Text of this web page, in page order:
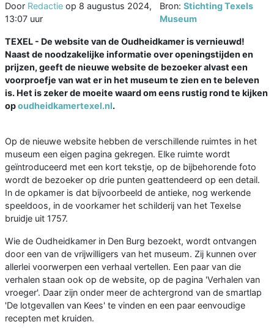
Door Redactie op 8 augustus 2024,
13:07 uur
Bron: Stichting Texels
Museum
TEXEL - De website van de Oudheidkamer is vernieuwd!
Naast de noodzakelijke informatie over openingstijden en
prijzen, geeft de nieuwe website de bezoeker alvast een
voorproefje van wat er in het museum te zien en te beleven
is. Het is zeker de moeite waard om eens rustig rond te kijken
opoudheidkamertexel.nl.
Op de nieuwe website hebben de verschillende ruimtes in het
museum een eigen pagina gekregen. Elke ruimte wordt
geïntroduceerd met een kort tekstje, op de bijbehorende foto
wordt de bezoeker op drie punten geattendeerd op een detail.
In de opkamer is dat bijvoorbeeld de antieke, nog werkende
speeldoos, in de voorkamer het schilderij van het Texelse
bruidje uit 1757.
Wie de Oudheidkamer in Den Burg bezoekt, wordt ontvangen
door een van de vrijwilligers van het museum. Zij kunnen over
allerlei voorwerpen een verhaal vertellen. Een paar van die
verhalen staan ook op de website, op de pagina 'Verhalen van
vroeger'. Daar zijn onder meer de achtergrond van de smartlap
'De lotgevallen van Kees' te vinden en een paar eenvoudige
recepten met kruiden.